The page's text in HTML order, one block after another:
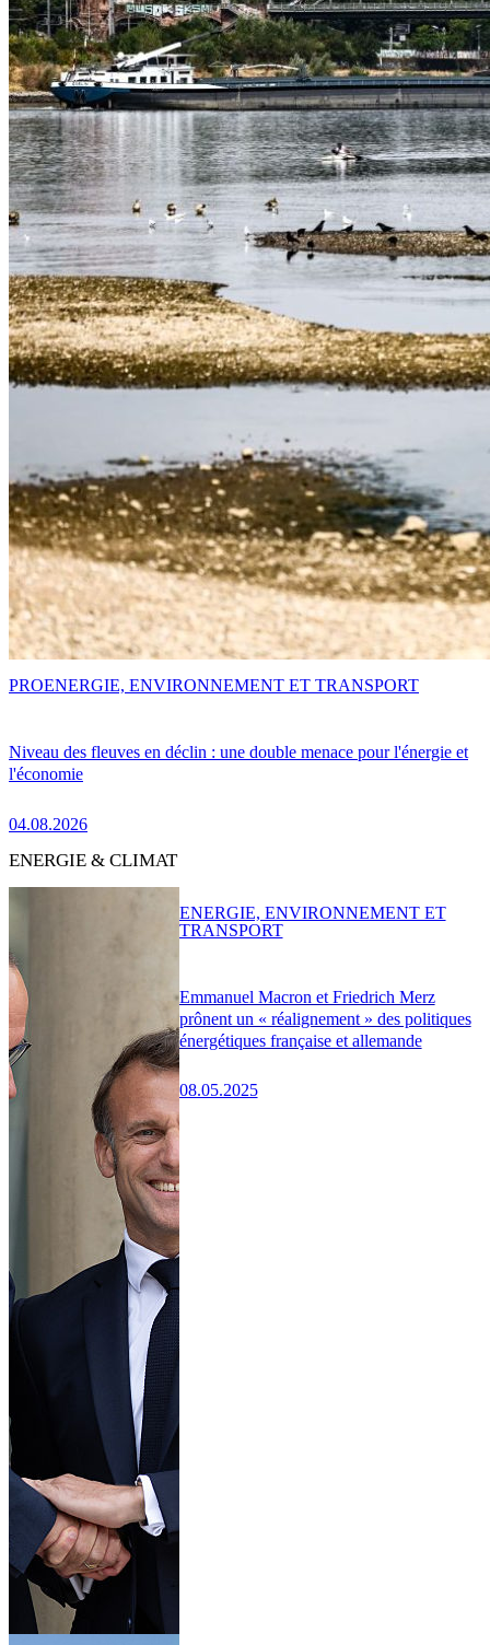
Niveau des fleuves en déclin : une double menace pour l'énergie et
l'économie
04.08.2026
PROENERGIE, ENVIRONNEMENT ET TRANSPORT
ENERGIE & CLIMAT
Emmanuel Macron et Friedrich Merz
prônent un « réalignement » des politiques
énergétiques française et allemande
08.05.2025
ENERGIE, ENVIRONNEMENT ET
TRANSPORT